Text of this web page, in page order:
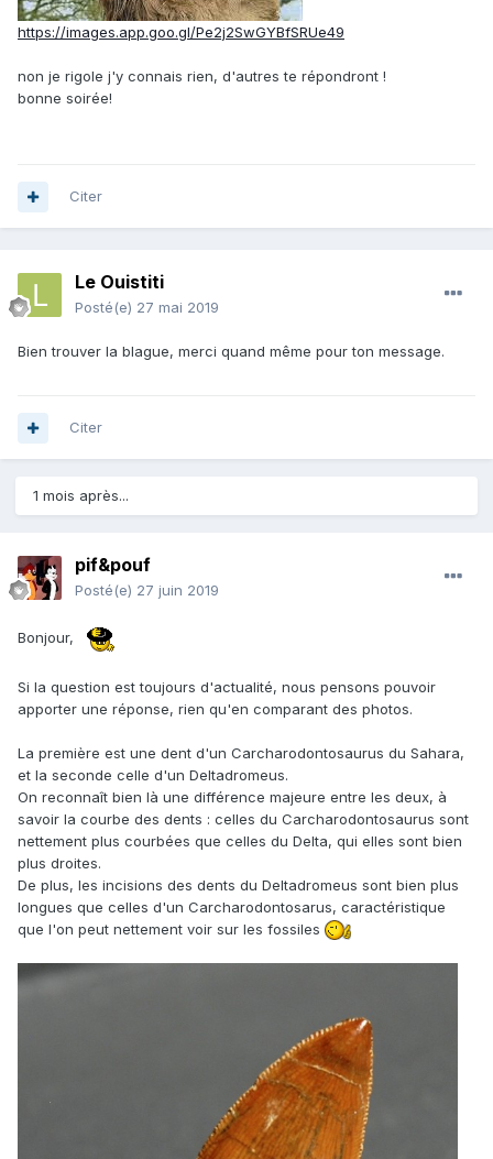
https://images.app.goo.gl/Pe2j2SwGYBfSRUe49
non je rigole j'y connais rien, d'autres te répondront !
bonne soirée!
Citer
Le Ouistiti
Posté(e) 27 mai 2019
Bien trouver la blague, merci quand même pour ton message.
Citer
1 mois après...
pif&pouf
Posté(e) 27 juin 2019
Bonjour,
Si la question est toujours d'actualité, nous pensons pouvoir
apporter une réponse, rien qu'en comparant des photos.
La première est une dent d'un Carcharodontosaurus du Sahara,
et la seconde celle d'un Deltadromeus.
On reconnaît bien là une différence majeure entre les deux, à
savoir la courbe des dents : celles du Carcharodontosaurus sont
nettement plus courbées que celles du Delta, qui elles sont bien
plus droites.
De plus, les incisions des dents du Deltadromeus sont bien plus
longues que celles d'un Carcharodontosarus, caractéristique
que l'on peut nettement voir sur les fossiles